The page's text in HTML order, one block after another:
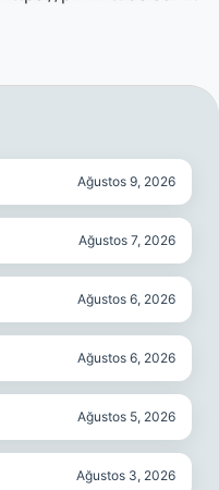
Ağustos 9, 2026
Ağustos 7, 2026
Ağustos 6, 2026
Ağustos 6, 2026
Ağustos 5, 2026
Ağustos 3, 2026